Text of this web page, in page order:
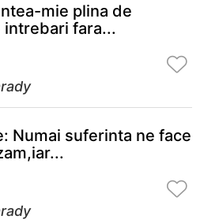
mie plina de
intrebari fara...
Numai suferinta ne face